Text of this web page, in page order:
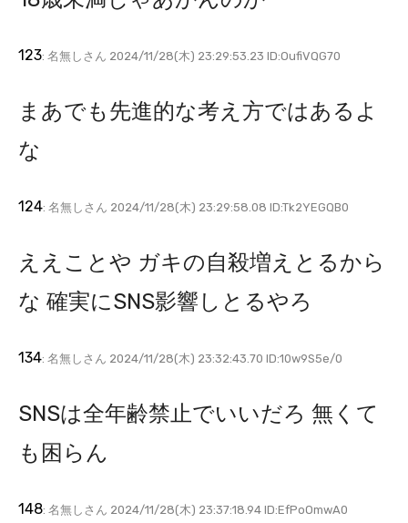
123: 名無しさん 2024/11/28(木) 23:29:53.23 ID:OufiVQG70
まあでも先進的な考え方ではあるよ
な
124: 名無しさん 2024/11/28(木) 23:29:58.08 ID:Tk2YEGQB0
ええことや ガキの自殺増えとるから
な 確実にSNS影響しとるやろ
134: 名無しさん 2024/11/28(木) 23:32:43.70 ID:10w9S5e/0
SNSは全年齢禁止でいいだろ 無くて
も困らん
148: 名無しさん 2024/11/28(木) 23:37:18.94 ID:EfPoOmwA0